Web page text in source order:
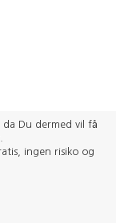
Du dermed vil få
ingen risiko og